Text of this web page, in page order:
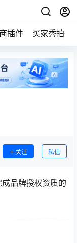
插件 买家秀拍摄
关注 私信
品牌授权资质的